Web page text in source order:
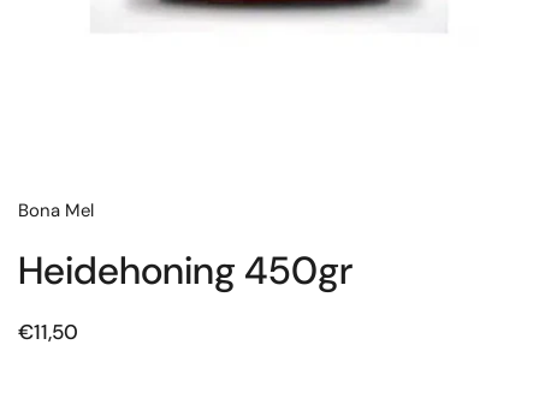
Bona Mel
Heidehoning 450gr
€11,50